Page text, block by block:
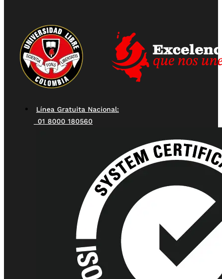
Línea Gratuita Nacional:
01 8000 180560